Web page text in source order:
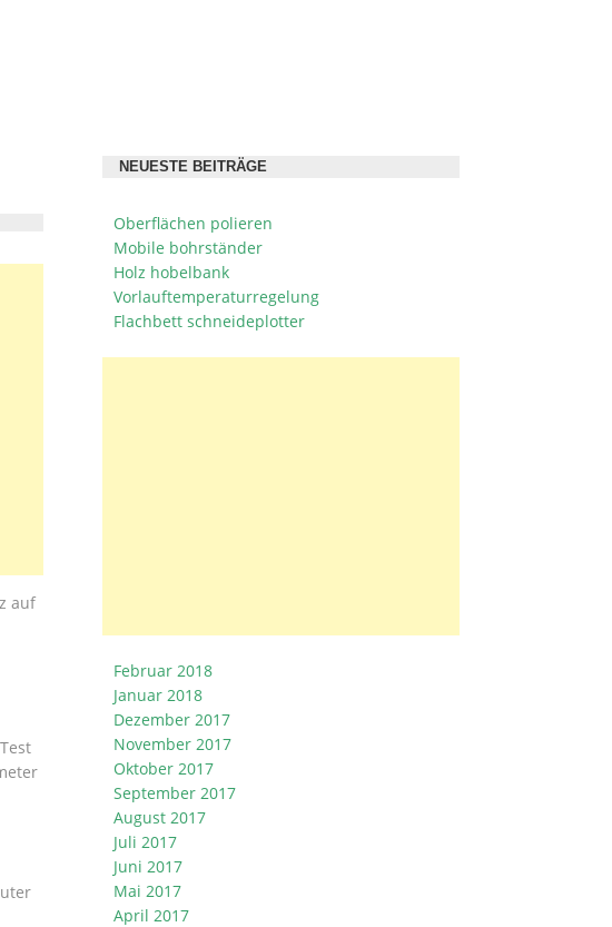
auf
NEUESTE BEITRÄGE
Oberflächen polieren
Mobile bohrständer
Holz hobelbank
Vorlauftemperaturregelung
Flachbett schneideplotter
Februar 2018
Januar 2018
Dezember 2017
November 2017
Oktober 2017
September 2017
August 2017
Juli 2017
Juni 2017
Mai 2017
April 2017